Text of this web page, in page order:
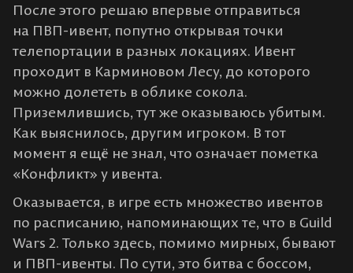
После этого решаю впервые отправиться
на ПВП-ивент, попутно открывая точки
телепортации в разных локациях. Ивент
проходит в Карминовом Лесу, до которого
можно долететь в облике сокола.
Приземлившись, тут же оказываюсь убитым.
Как выяснилось, другим игроком. В тот
момент я ещё не знал, что означает пометка
«Конфликт» у ивента.
Оказывается, в игре есть множество ивентов
по расписанию, напоминающих те, что в Guild
Wars 2. Только здесь, помимо мирных, бывают
и ПВП-ивенты. По сути, это битва с боссом,